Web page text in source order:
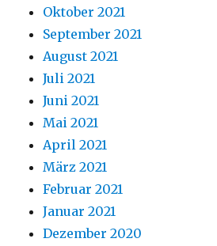
Oktober 2021
September 2021
August 2021
Juli 2021
Juni 2021
Mai 2021
April 2021
März 2021
Februar 2021
Januar 2021
Dezember 2020